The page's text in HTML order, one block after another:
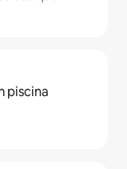
piscina